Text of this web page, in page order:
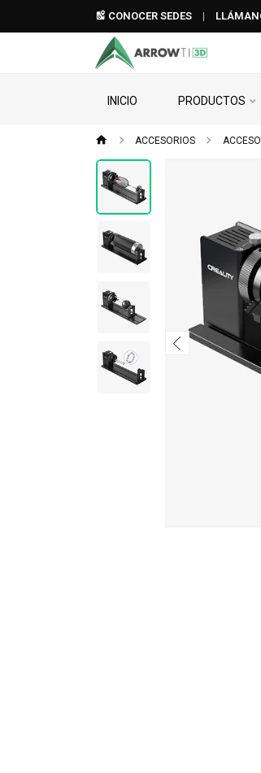
CONOCER SEDES |
INICIO PRODUCTOS
ACCESORIOS